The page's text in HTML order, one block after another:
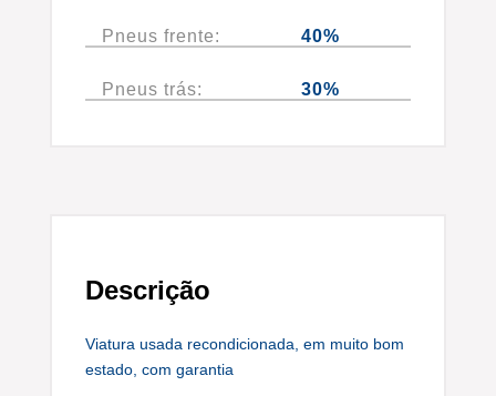
Pneus frente: 40%
Pneus trás: 30%
Descrição
Viatura usada recondicionada, em muito bom
estado, com garantia